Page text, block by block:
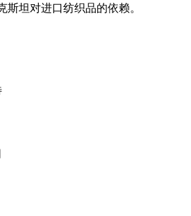
斯坦对进口纺织品的依赖。